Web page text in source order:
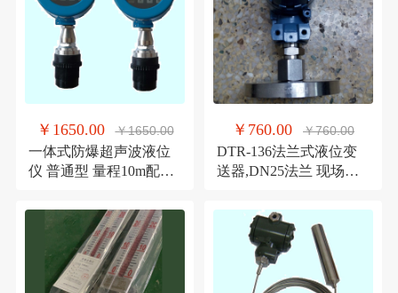
￥1650.00 ￥1650.00
一体式防爆超声波液位
仪 普通型 量程10m配套
￥760.00 ￥760.00
DTR-136法兰式液位变
送器,DN25法兰 现场显